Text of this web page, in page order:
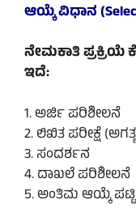
ಆಯ್ಕೆ ವಿಧಾನ
ನೇಮಕಾತಿ ಪ್ರಕ್ರಿಯೆ
ಇದೆ:
1. ಅರ್ಜಿ ಪರಿಶೀಲನೆ
2. ಲಿಖಿತ ಪರೀಕ್ಷೆ
3. ಸಂದರ್ಶನ
4. ದಾಖಲೆ ಪರಿಶೀಲನೆ
5. ಅಂತಿಮ ಆಯ್ಕೆ